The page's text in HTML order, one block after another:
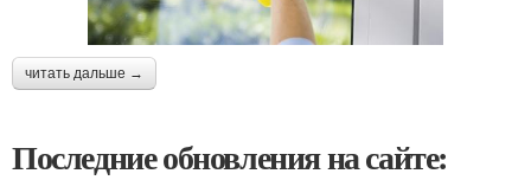
читать дальше →
Последние обновления на сайте: